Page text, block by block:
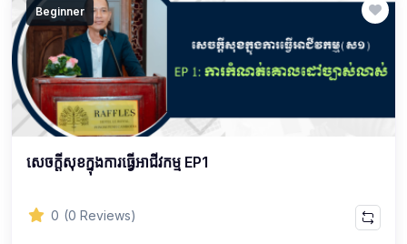
Beginner
សេចក្ដីសុខក្នុងការធ្វើអាជីវកម្ម EP1
0 (0 Reviews)